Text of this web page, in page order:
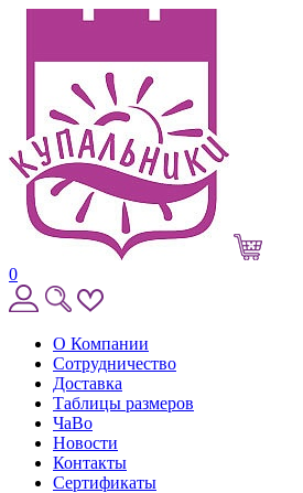
0
О Компании
Сотрудничество
Доставка
Таблицы размеров
ЧаВо
Новости
Контакты
Сертификаты